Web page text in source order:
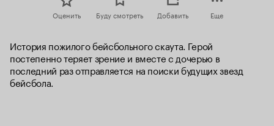
Оценить Буду смотреть Добавить Еще
История пожилого бейсбольного скаута. Герой
постепенно теряет зрение и вместе с дочерью в
последний раз отправляется на поиски будущих звезд
бейсбола.